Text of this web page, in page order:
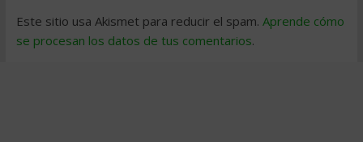
Este sitio usa Akismet para reducir el spam. Aprende cómo
se procesan los datos de tus comentarios.